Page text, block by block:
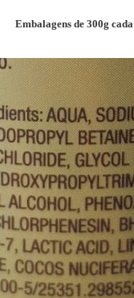
Embalagens de 300g cada